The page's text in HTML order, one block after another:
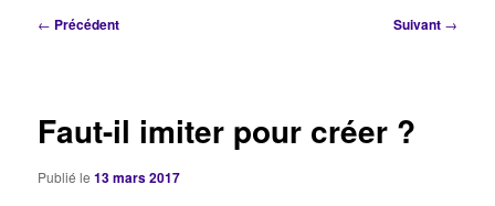
Navigation
← Précédent Suivant →
Faut-il imiter pour créer ?
Publié le13 mars 2017